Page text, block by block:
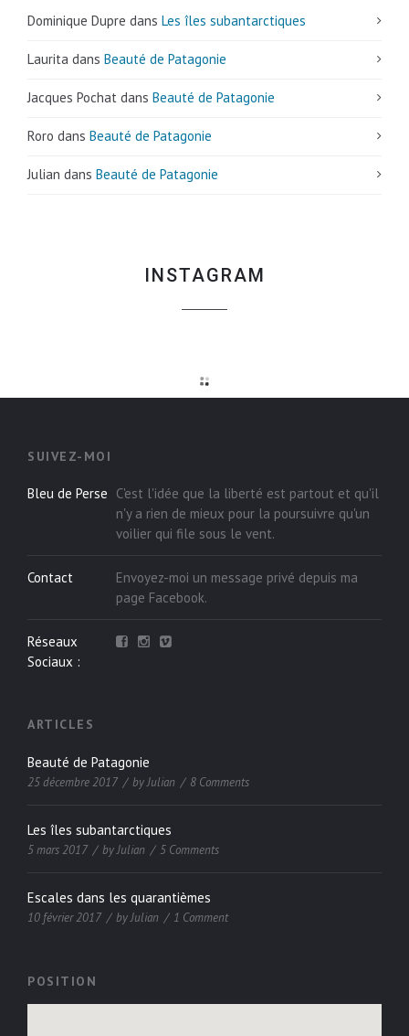
Dominique Dupre dans Les îles subantarctiques
Laurita dans Beauté de Patagonie
Jacques Pochat dans Beauté de Patagonie
Roro dans Beauté de Patagonie
Julian dans Beauté de Patagonie
INSTAGRAM
SUIVEZ-MOI
Bleu de Perse C'est l'idée que la liberté est partout et qu'il
n'y a rien de mieux pour la poursuivre qu'un
voilier qui file sous le vent.
Contact
Envoyez-moi un message privé depuis ma
page Facebook.
Réseaux
Sociaux :
ARTICLES
Beauté de Patagonie
25 décembre 2017 byJulian 8 Comments
Les îles subantarctiques
5 mars 2017 byJulian 5 Comments
Escales dans les quarantièmes
10 février 2017 byJulian 1 Comment
POSITION